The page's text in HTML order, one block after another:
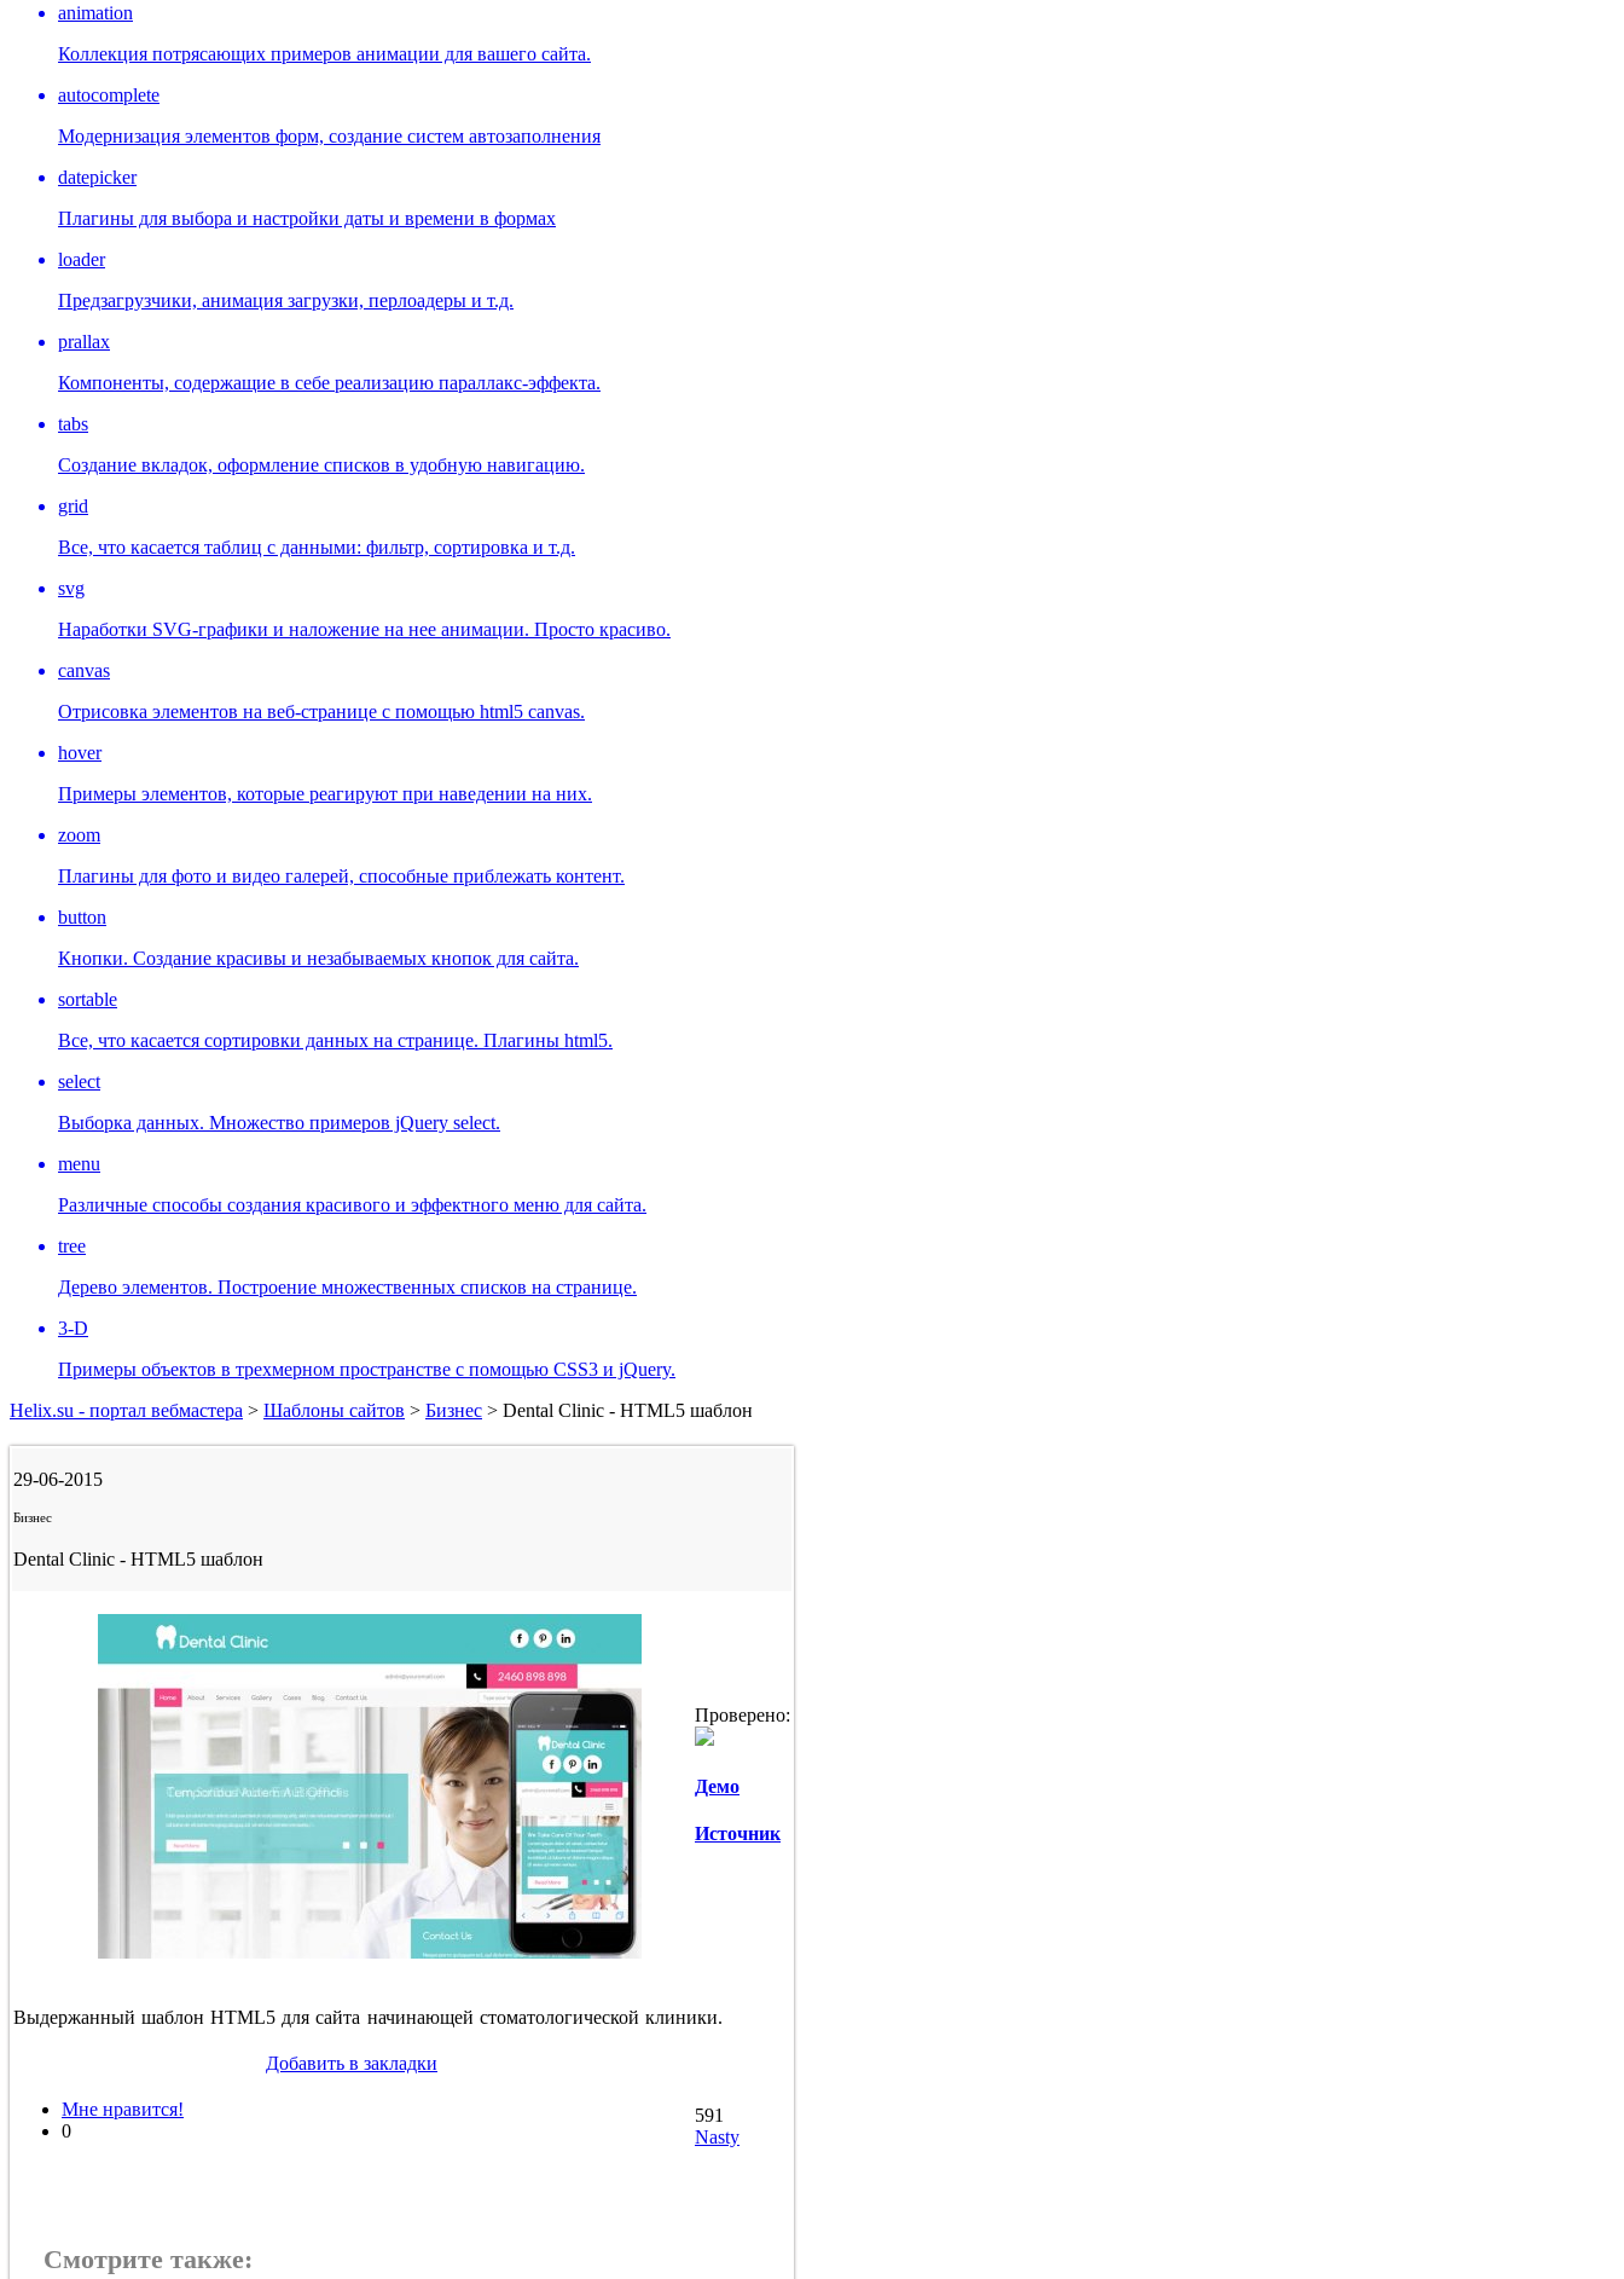
animation
Коллекция потрясающих примеров анимации для вашего сайта.
autocomplete
Модернизация элементов форм, создание систем автозаполнения
datepicker
Плагины для выбора и настройки даты и времени в формах
loader
Предзагрузчики, анимация загрузки, перлоадеры и т.д.
prallax
Компоненты, содержащие в себе реализацию параллакс-эффекта.
tabs
Создание вкладок, оформление списков в удобную навигацию.
grid
Все, что касается таблиц с данными: фильтр, сортировка и т.д.
svg
Наработки SVG-графики и наложение на нее анимации. Просто красиво.
canvas
Отрисовка элементов на веб-странице с помощью html5 canvas.
hover
Примеры элементов, которые реагируют при наведении на них.
zoom
Плагины для фото и видео галерей, способные приблежать контент.
button
Кнопки. Создание красивы и незабываемых кнопок для сайта.
sortable
Все, что касается сортировки данных на странице. Плагины html5.
select
Выборка данных. Множество примеров jQuery select.
menu
Различные способы создания красивого и эффектного меню для сайта.
tree
Дерево элементов. Построение множественных списков на странице.
3-D
Примеры объектов в трехмерном пространстве с помощью CSS3 и jQuery.
Helix.su - портал вебмастера > Шаблоны сайтов > Бизнес > Dental Clinic - HTML5 шаблон
29-06-2015
Бизнес
Dental Clinic - HTML5 шаблон
Проверено:
Демо
Источник
Выдержанный шаблон HTML5 для сайта начинающей стоматологической клиники.
Добавить в закладки
Мне нравится!
0
591
Nasty
Смотрите также: